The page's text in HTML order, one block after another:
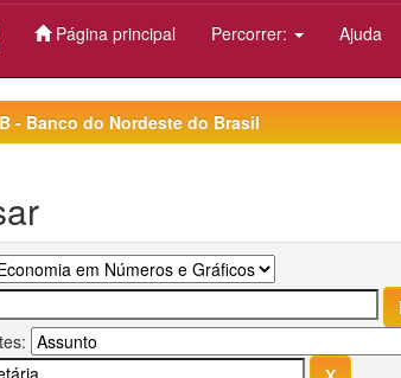
Página principal Percorrer: Ajuda
- Banco do Nordeste do Brasil